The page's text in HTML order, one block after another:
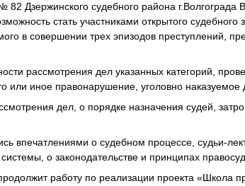
Дзержинского судебного района г.Волгограда
стать участниками открытого судебного
в совершении трех эпизодов преступлений,
рассмотрения дел указанных категорий,
или иное правонарушение, уголовно наказуемое
дел, о порядке назначения судей,
впечатлениями о судебном процессе, судьи-
о законодательстве и принципах
работу по реализации проекта «Школа